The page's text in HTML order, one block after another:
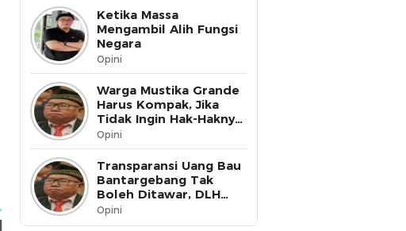
Ketika Massa
Mengambil Alih Fungsi
Negara
Opini
Warga Mustika Grande
Harus Kompak, Jika
Tidak Ingin Hak-Haknya
Dinikmati oleh Pihak
Lain
Opini
Transparansi Uang Bau
Bantargebang Tak
Boleh Ditawar, DLH
Kota Bekasi Harus Buka
Data ke Publik
Opini